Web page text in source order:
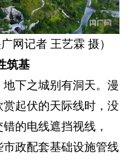
网记者 王艺霖 摄）
筑基
下之城别有洞天。漫
起伏的天际线时，没
的电线遮挡视线，
政配套基础设施管线